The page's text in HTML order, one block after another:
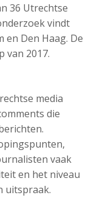
36 Utrechtse
vindt
en Den Haag. De
van 2017.
media
die
vaak
en het niveau
uitspraak.